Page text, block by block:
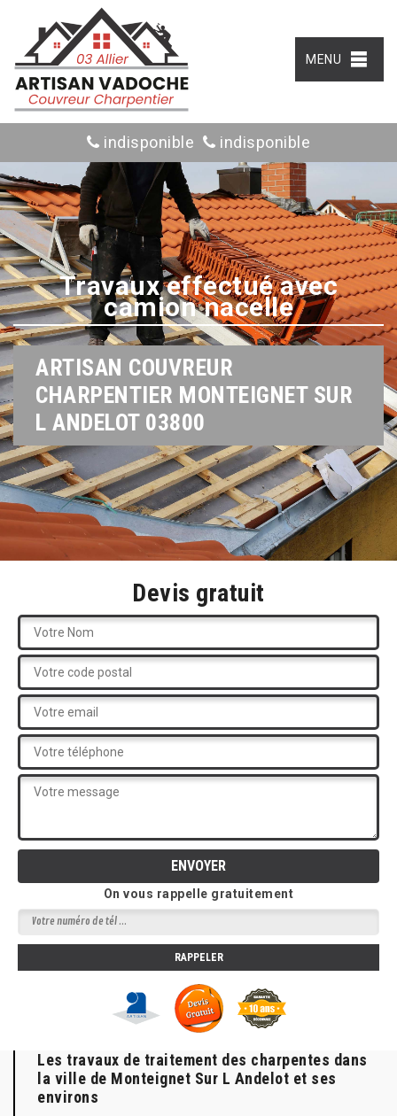
MENU
indisponible indisponible
Travaux effectué avec
camion nacelle
ARTISAN COUVREUR
CHARPENTIER MONTEIGNET SUR
L ANDELOT 03800
Devis gratuit
On vous rappelle gratuitement
Les travaux de traitement des charpentes dans
la ville de Monteignet Sur L Andelot et ses
environs